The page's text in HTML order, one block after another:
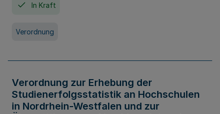
In Kraft
Verordnung
Verordnung zur Erhebung der
Studienerfolgsstatistik an Hochschulen
in Nordrhein-Westfalen und zur